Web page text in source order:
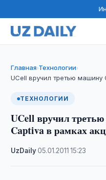
Главная›Технологии›
UCell вручил третью
ТЕХНОЛОГИИ
UCell вручил
Captiva в рамках
UzDaily·05.01.2011 ·15:23